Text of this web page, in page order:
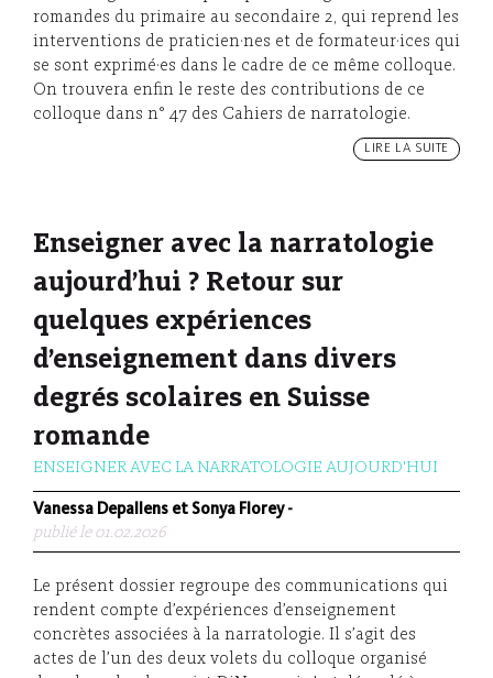
romandes du primaire au secondaire 2, qui reprend les
interventions de praticien·nes et de formateur·ices qui
se sont exprimé·es dans le cadre de ce même colloque.
On trouvera enfin le reste des contributions de ce
colloque dans n° 47 des Cahiers de narratologie.
LIRE LA SUITE
Enseigner avec la narratologie
aujourd’hui ? Retour sur
quelques expériences
d’enseignement dans divers
degrés scolaires en Suisse
romande
ENSEIGNER AVEC LA NARRATOLOGIE AUJOURD'HUI
Vanessa Depallens et Sonya Florey-
publié le 01.02.2026
Le présent dossier regroupe des communications qui
rendent compte d’expériences d’enseignement
concrètes associées à la narratologie. Il s’agit des
actes de l’un des deux volets du colloque organisé